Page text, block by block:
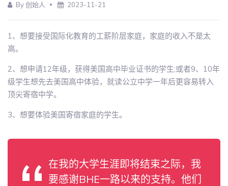
By 创始人 2023-11-21
1、想要接受国际化教育的工薪阶层家庭，家庭的收入不是太
高。
2、想申请12年级，获得美国高中毕业证书的学生;或者9、10年
级学生想先去美国高中体验，就读公立中学一年后更容易转入
顶尖寄宿中学。
3、想要体验美国寄宿家庭的学生。
在我的大学生涯即将结束之际，我
要感谢BHE一路以来的支持。他们